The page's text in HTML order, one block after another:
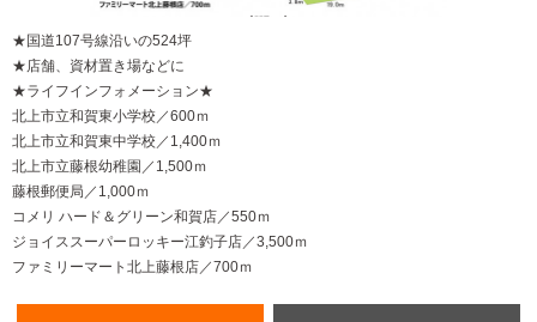
★国道107号線沿いの524坪
★店舗、資材置き場などに
★ライフインフォメーション★
北上市立和賀東小学校／600ｍ
北上市立和賀東中学校／1,400ｍ
北上市立藤根幼稚園／1,500ｍ
藤根郵便局／1,000ｍ
コメリ ハード＆グリーン和賀店／550ｍ
ジョイススーパーロッキー江釣子店／3,500ｍ
ファミリーマート北上藤根店／700ｍ